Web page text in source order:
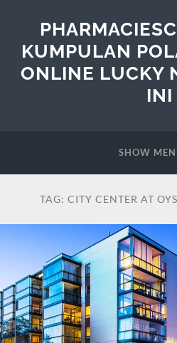
KUMPULAN
ONLINE LUCKY
INI
SHOW
TAG: CITY CENTER AT